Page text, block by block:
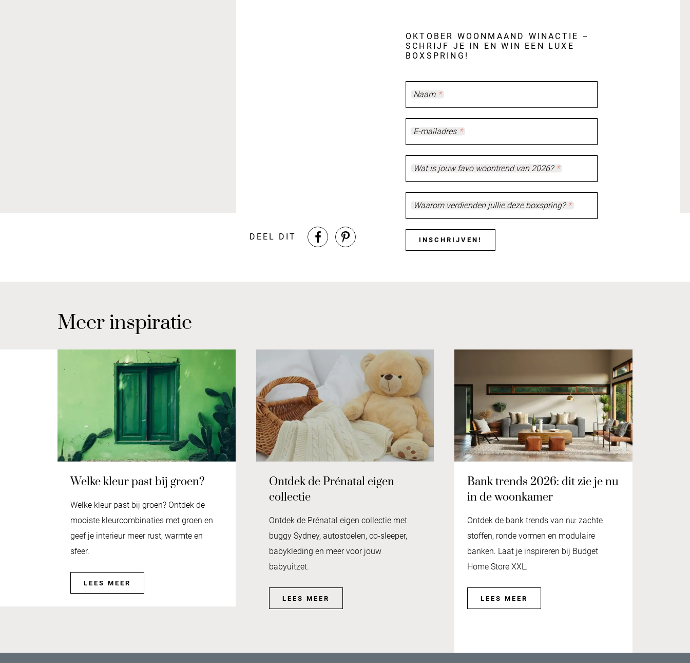
DEEL DIT
OKTOBER WOONMAAND WINACTIE –
SCHRIJF JE IN EN WIN EEN LUXE
BOXSPRING!
Naam *
E-mailadres *
Wat is jouw favo woontrend van 2026? *
Waarom verdienden jullie deze boxspring? *
INSCHRIJVEN!
Meer inspiratie
Welke kleur past bij groen?
Welke kleur past bij groen? Ontdek de
mooiste kleurcombinaties met groen en
geef je interieur meer rust, warmte en
sfeer.
LEES MEER
Ontdek de Prénatal eigen
collectie
Ontdek de Prénatal eigen collectie met
buggy Sydney, autostoelen, co-sleeper,
babykleding en meer voor jouw
babyuitzet.
LEES MEER
Bank trends 2026: dit zie je nu
in de woonkamer
Ontdek de bank trends van nu: zachte
stoffen, ronde vormen en modulaire
banken. Laat je inspireren bij Budget
Home Store XXL.
LEES MEER